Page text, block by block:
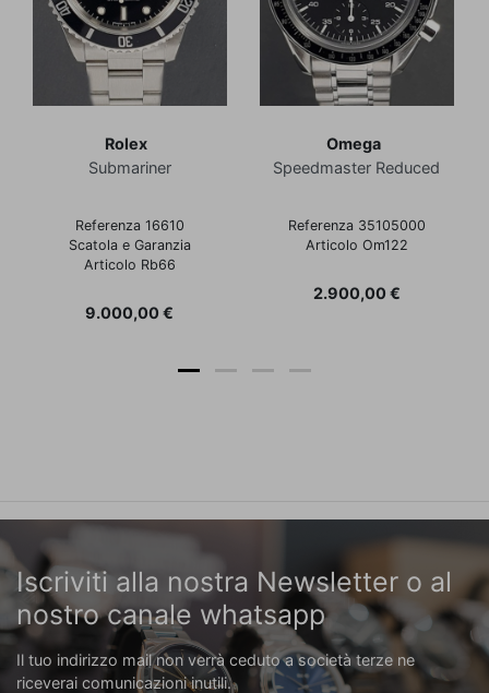
Rolex
Submariner
Referenza 16610
Scatola e Garanzia
Articolo Rb66
Prezzo
9.000,00 €
Omega
Speedmaster Reduced
Referenza 35105000
Articolo Om122
Prezzo
2.900,00 €
Iscriviti alla nostra Newsletter o al
nostro canale whatsapp
Il tuo indirizzo mail non verrà ceduto a società terze ne
riceverai comunicazioni inutili.